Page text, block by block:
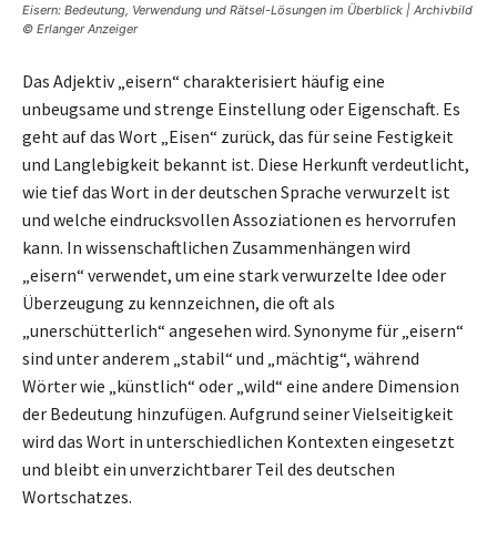
Eisern: Bedeutung, Verwendung und Rätsel-Lösungen im Überblick | Archivbild
© Erlanger Anzeiger
Das Adjektiv „eisern“ charakterisiert häufig eine
unbeugsame und strenge Einstellung oder Eigenschaft. Es
geht auf das Wort „Eisen“ zurück, das für seine Festigkeit
und Langlebigkeit bekannt ist. Diese Herkunft verdeutlicht,
wie tief das Wort in der deutschen Sprache verwurzelt ist
und welche eindrucksvollen Assoziationen es hervorrufen
kann. In wissenschaftlichen Zusammenhängen wird
„eisern“ verwendet, um eine stark verwurzelte Idee oder
Überzeugung zu kennzeichnen, die oft als
„unerschütterlich“ angesehen wird. Synonyme für „eisern“
sind unter anderem „stabil“ und „mächtig“, während
Wörter wie „künstlich“ oder „wild“ eine andere Dimension
der Bedeutung hinzufügen. Aufgrund seiner Vielseitigkeit
wird das Wort in unterschiedlichen Kontexten eingesetzt
und bleibt ein unverzichtbarer Teil des deutschen
Wortschatzes.